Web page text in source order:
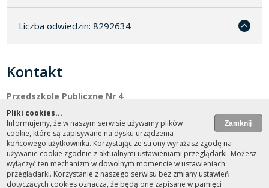
Liczba odwiedzin: 8292634
Kontakt
Przedszkole Publiczne Nr 4
Adres: 47-100 Strzelce Opolskie, ul. Piłsudskiego 7
Dyrektor: Agnieszka Filipczak
Nr telefonu: (+48) 77 461-30-31
NIP: 756-18-46-471
sekretariat@pp4.strzelceopolskie.edu.pl
Pliki cookies...
Informujemy, że w naszym serwisie używamy plików
cookie, które są zapisywane na dysku urządzenia
końcowego użytkownika. Korzystając ze strony wyrażasz zgodę na
używanie cookie zgodnie z aktualnymi ustawieniami przeglądarki. Możesz
wyłączyć ten mechanizm w dowolnym momencie w ustawieniach
przeglądarki. Korzystanie z naszego serwisu bez zmiany ustawień
dotyczących cookies oznacza, że będą one zapisane w pamięci